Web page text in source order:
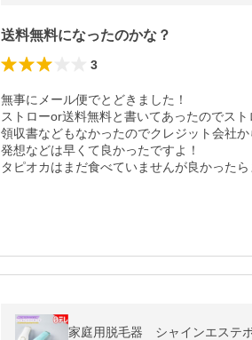
送料無料になったのかな？
3
無事にメール便でとどきました！
ストローor送料無料と書いてあったのでス
領収書などもなかったのでクレジット会社か
発想などは早くて良かったですよ！
タピオカはまだ食べていませんが良かった
家庭用脱毛器 シャインエステ